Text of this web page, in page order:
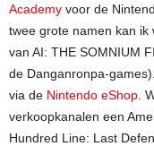
Academy voor de
twee grote namen kan ik
van AI: THE SOMNIUM
de Danganronpa-
via de Nintendo eShop .
verkoopkanalen een
Hundred Line: Last